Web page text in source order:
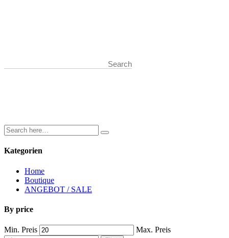
Kategorien
Home
Boutique
ANGEBOT / SALE
By price
Min. Preis Max. Preis